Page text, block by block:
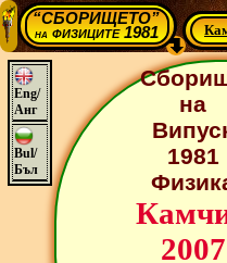
“СБОРИЩЕТО”
нафизиците 1981
Eng/
Анг
Bul/
Бъл
на
1981
2007